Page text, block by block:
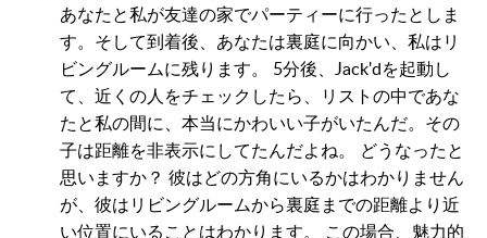
あなたと私が友達の家でパーティーに行ったとしま
す。そして到着後、あなたは裏庭に向かい、私はリ
ビングルームに残ります。 5分後、Jack'dを起動し
て、近くの人をチェックしたら、リストの中であな
たと私の間に、本当にかわいい子がいたんだ。その
子は距離を非表示にしてたんだよね。 どうなったと
思いますか？ 彼はどの方角にいるかはわかりません
が、彼はリビングルームから裏庭までの距離より近
い位置にいることはわかります。 この場合、魅力的